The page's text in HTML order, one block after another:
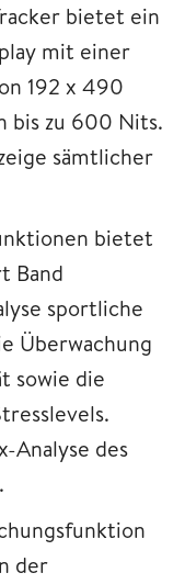
bietet ein
mit einer
192 x 490
bis zu 600 Nits.
sämtlicher
bietet
Band
sportliche
Überwachung
sowie die
Analyse des
der